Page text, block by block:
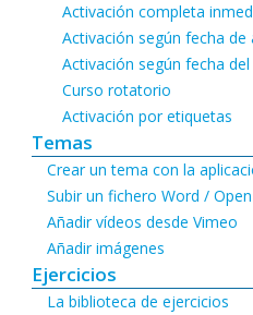
Activación completa
Activación según fecha de
Activación según fecha
Curso rotatorio
Activación por etiquetas
Temas
Crear un tema con la
Subir un fichero Word /
Añadir vídeos desde Vimeo
Añadir imágenes
Ejercicios
La biblioteca de ejercicios